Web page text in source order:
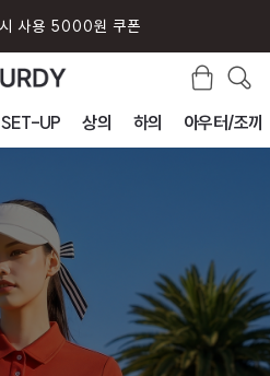
시 10% 할인 쿠폰
SET-UP 상의 하의 아우터/조끼